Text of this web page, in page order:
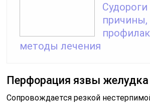
Судороги
причины,
методы лечения
Перфорация язвы желудка
Сопровождается резкой